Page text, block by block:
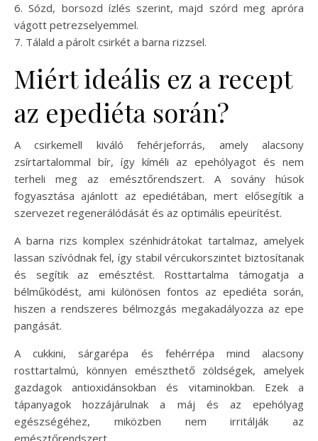
6. Sózd, borsozd ízlés szerint, majd szórd meg apróra
vágott petrezselyemmel.
7. Tálald a párolt csirkét a barna rizzsel.
Miért ideális ez a recept
az epediéta során?
A csirkemell kiváló fehérjeforrás, amely alacsony
zsírtartalommal bír, így kíméli az epehólyagot és nem
terheli meg az emésztőrendszert. A sovány húsok
fogyasztása ajánlott az epediétában, mert elősegítik a
szervezet regenerálódását és az optimális epeürítést.
A barna rizs komplex szénhidrátokat tartalmaz, amelyek
lassan szívódnak fel, így stabil vércukorszintet biztosítanak
és segítik az emésztést. Rosttartalma támogatja a
bélműködést, ami különösen fontos az epediéta során,
hiszen a rendszeres bélmozgás megakadályozza az epe
pangását.
A cukkini, sárgarépa és fehérrépa mind alacsony
rosttartalmú, könnyen emészthető zöldségek, amelyek
gazdagok antioxidánsokban és vitaminokban. Ezek a
tápanyagok hozzájárulnak a máj és az epehólyag
egészségéhez, miközben nem irritálják az